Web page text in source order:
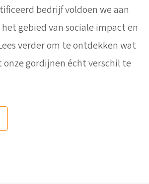
bedrijf voldoen we aan
gebied van sociale impact en
verder om te ontdekken wat
gordijnen écht verschil te